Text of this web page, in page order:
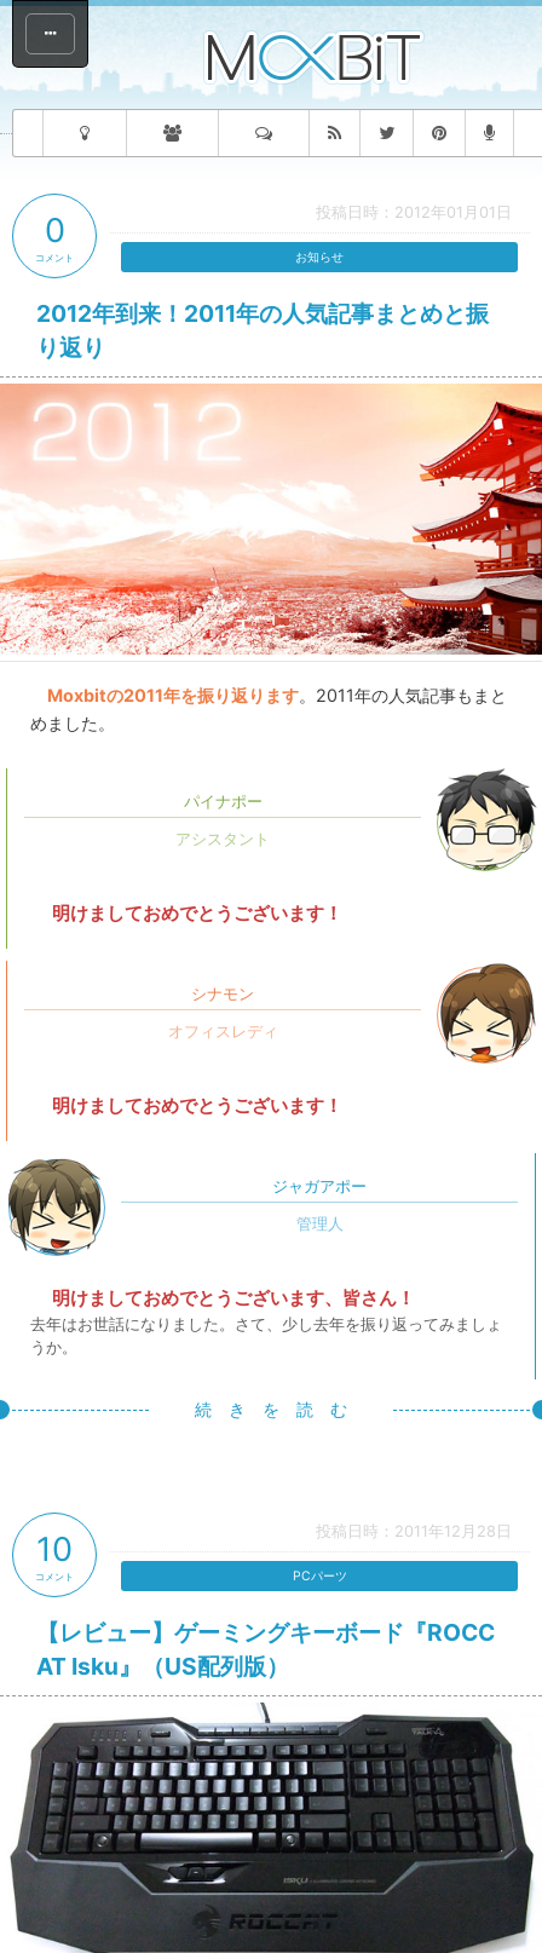
投稿日時：2012年01月01日
2012年到来！2011年の人気記事まとめと振
り返り
0
コメント お知らせ
Moxbitの2011年を振り返ります。2011年の人気記事もまと
めました。
パイナポー
明けましておめでとうございます！
シナモン
明けましておめでとうございます！
ジャガアポー
明けましておめでとうございます、皆さん！
去年はお世話になりました。さて、少し去年を振り返ってみましょ
うか。
続 き を 読 む
投稿日時：2011年12月28日
【レビュー】ゲーミングキーボード『ROCC
AT Isku』（US配列版）
10
コメント PCパーツ